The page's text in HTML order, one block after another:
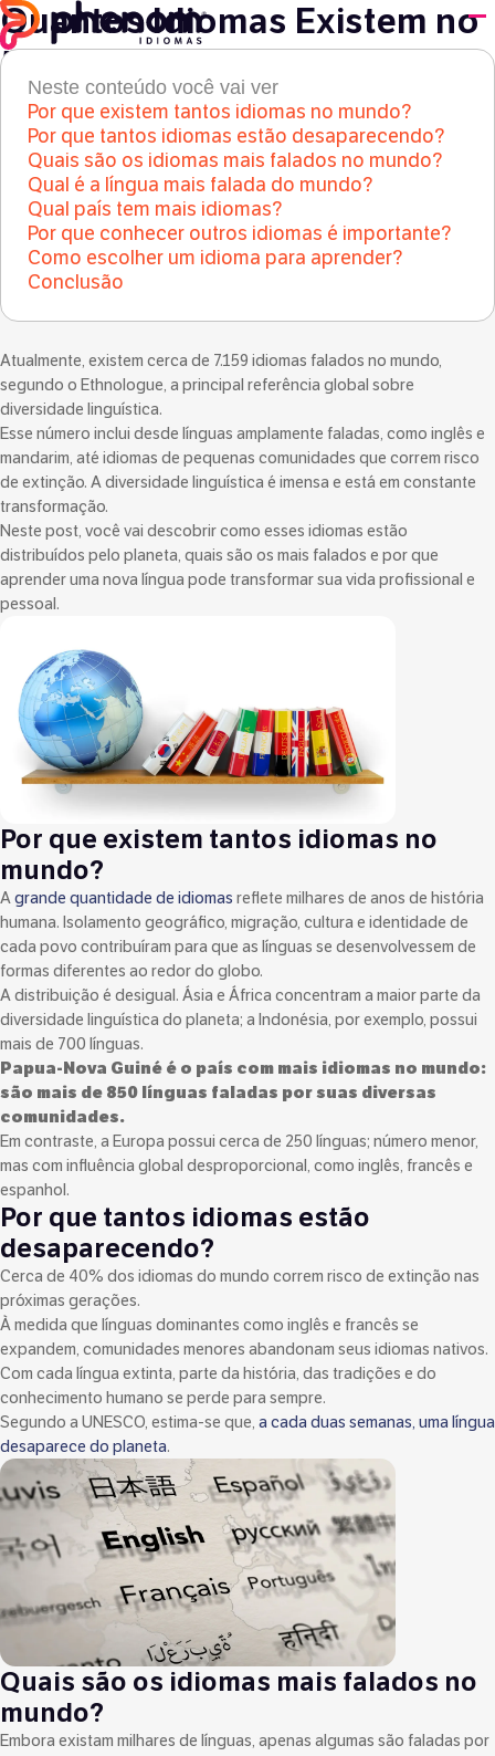
Quantos Idiomas Existem no
Mundo?
Curiosities ●8 de outubro de 2024
Neste conteúdo você vai ver
Por que existem tantos idiomas no mundo?
Por que tantos idiomas estão desaparecendo?
Quais são os idiomas mais falados no mundo?
Qual é a língua mais falada do mundo?
Qual país tem mais idiomas?
Por que conhecer outros idiomas é importante?
Como escolher um idioma para aprender?
Conclusão
Atualmente, existem cerca de 7.159 idiomas falados no mundo,
segundo o Ethnologue, a principal referência global sobre
diversidade linguística.
Esse número inclui desde línguas amplamente faladas, como inglês e
mandarim, até idiomas de pequenas comunidades que correm risco
de extinção. A diversidade linguística é imensa e está em constante
transformação.
Neste post, você vai descobrir como esses idiomas estão
distribuídos pelo planeta, quais são os mais falados e por que
aprender uma nova língua pode transformar sua vida profissional e
pessoal.
Por que existem tantos idiomas no
mundo?
Agrande quantidade de idiomas reflete milhares de anos de história
humana. Isolamento geográfico, migração, cultura e identidade de
cada povo contribuíram para que as línguas se desenvolvessem de
formas diferentes ao redor do globo.
A distribuição é desigual. Ásia e África concentram a maior parte da
diversidade linguística do planeta; a Indonésia, por exemplo, possui
mais de 700 línguas.
Papua-Nova Guiné é o país com mais idiomas no mundo:
são mais de 850 línguas faladas por suas diversas
comunidades.
Em contraste, a Europa possui cerca de 250 línguas; número menor,
mas com influência global desproporcional, como inglês, francês e
espanhol.
Por que tantos idiomas estão
desaparecendo?
Cerca de 40% dos idiomas do mundo correm risco de extinção nas
próximas gerações.
À medida que línguas dominantes como inglês e francês se
expandem, comunidades menores abandonam seus idiomas nativos.
Com cada língua extinta, parte da história, das tradições e do
conhecimento humano se perde para sempre.
Segundo a UNESCO, estima-se que, a cada duas semanas, uma língua
desaparece do planeta.
Quais são os idiomas mais falados no
mundo?
Embora existam milhares de línguas, apenas algumas são faladas por